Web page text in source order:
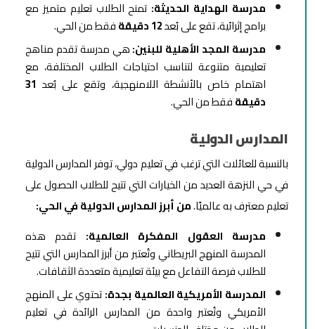
مدرسة الهداية الحديثة: تمنح الطلاب تعليم متميز مع
برامج إثرائية، تقع على بُعد12 دقيقة
فقط من الحي.
مدرسة المجد الأهلية للبنين:هيمدرسة تقدم مناهج
تعليمية متنوعة لتناسب احتياجات الطلاب المختلفة، مع
اهتمام خاص بالأنشطة اللامنهجية، وتقع على بُعد 31
دقيقةفقط من الحي.
المدارس الدولية
بالنسبة للعائلات التي ترغب في تعليم دولي، توفر المدارس الدولية
في حي النزهة العديد من الخيارات التي تتيح للطلاب الحصول على
تعليم معترف به عالميًا.من أبرز المدارس الدولية في الحي:
مدرسة العقول المفكرة العالمية: تقدم هذه
المدرسة المنهج البريطاني وتُعتبر من أبرز المدارس التي تتيح
للطلاب فرصة التفاعل مع بيئة تعليمية متعددة الثقافات.
المدرسة الأمريكية العالمية بجدة:تحتوي على المنهج
الأمريكي وتُعتبر واحدة من المدارس الرائدة في تعليم